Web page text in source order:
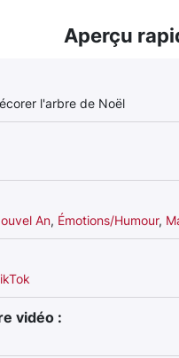
Aperçu
l'arbre de Noël
An, Émotions/Humour,
vidéo :